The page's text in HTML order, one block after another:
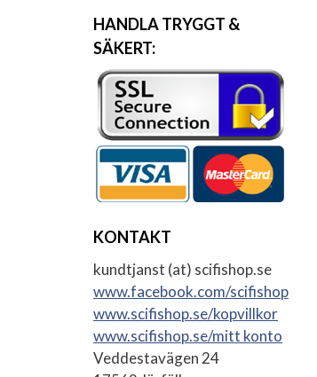
HANDLA TRYGGT &
SÄKERT:
KONTAKT
kundtjanst (at) scifishop.se
www.facebook.com/scifishop
www.scifishop.se/kopvillkor
www.scifishop.se/mitt konto
Veddestavägen 24